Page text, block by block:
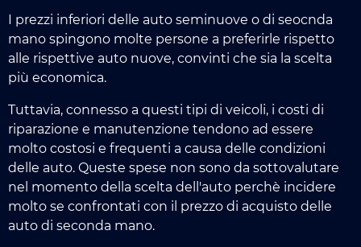
I prezzi inferiori delle auto seminuove o di seocnda
mano spingono molte persone a preferirle rispetto
alle rispettive auto nuove, convinti che sia la scelta
più economica.
Tuttavia, connesso a questi tipi di veicoli, i costi di
riparazione e manutenzione tendono ad essere
molto costosi e frequenti a causa delle condizioni
delle auto. Queste spese non sono da sottovalutare
nel momento della scelta dell'auto perchè incidere
molto se confrontati con il prezzo di acquisto delle
auto di seconda mano.